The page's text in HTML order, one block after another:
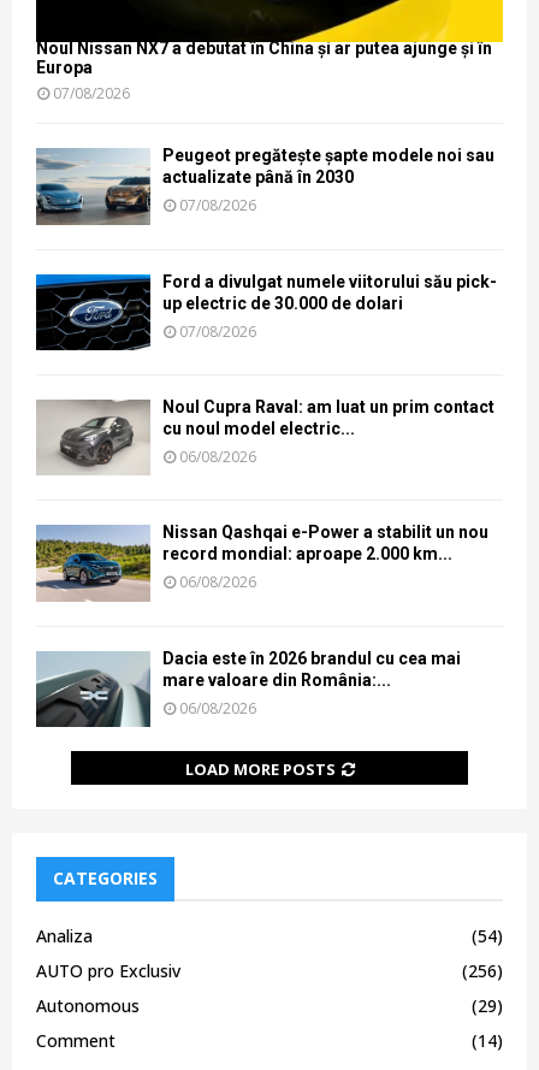
Noul Nissan NX7 a debutat în China și ar putea ajunge și în
Europa
07/08/2026
Peugeot pregătește șapte modele noi sau
actualizate până în 2030
07/08/2026
Ford a divulgat numele viitorului său pick-
up electric de 30.000 de dolari
07/08/2026
Noul Cupra Raval: am luat un prim contact
cu noul model electric...
06/08/2026
Nissan Qashqai e-Power a stabilit un nou
record mondial: aproape 2.000 km...
06/08/2026
Dacia este în 2026 brandul cu cea mai
mare valoare din România:...
06/08/2026
LOAD MORE POSTS
CATEGORIES
Analiza
(54)
AUTO pro Exclusiv
(256)
Autonomous
(29)
Comment
(14)